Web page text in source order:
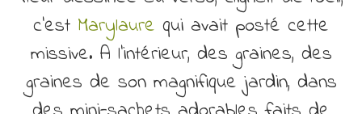
c’est Marylaure qui avait posté cette
missive. A l’intérieur, des graines, des
graines de son magnifique jardin, dans